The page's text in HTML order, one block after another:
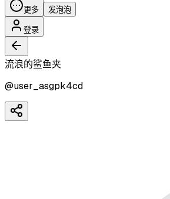
更多 发泡泡
登录
流浪的鲨鱼夹
@user_asgpk4cd